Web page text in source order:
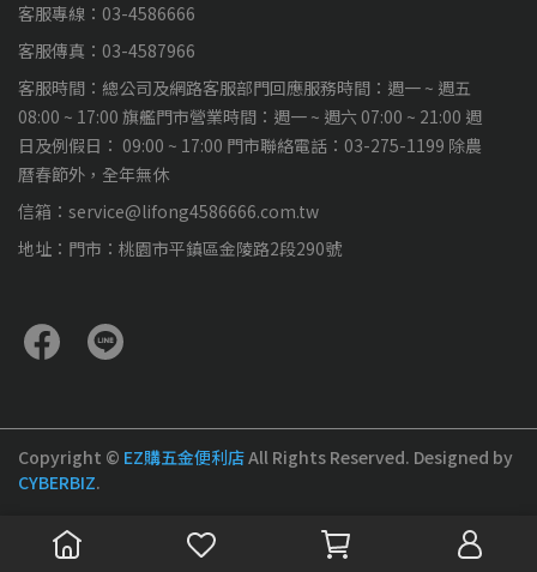
客服專線：03-4586666
客服傳真：03-4587966
客服時間：總公司及網路客服部門回應服務時間：週一 ~ 週五
08:00 ~ 17:00 旗艦門市營業時間：週一 ~ 週六 07:00 ~ 21:00 週
日及例假日： 09:00 ~ 17:00 門市聯絡電話：03-275-1199 除農
曆春節外，全年無休
信箱：service@lifong4586666.com.tw
地址：門市：桃園市平鎮區金陵路2段290號
Copyright © EZ購五金便利店All Rights Reserved. Designed by
CYBERBIZ.